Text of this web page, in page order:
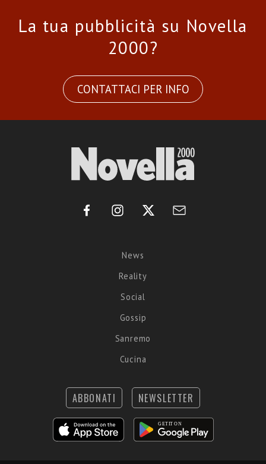
La tua pubblicità su Novella
2000?
CONTATTACI PER INFO
News
Reality
Social
Gossip
Sanremo
Cucina
ABBONATI NEWSLETTER